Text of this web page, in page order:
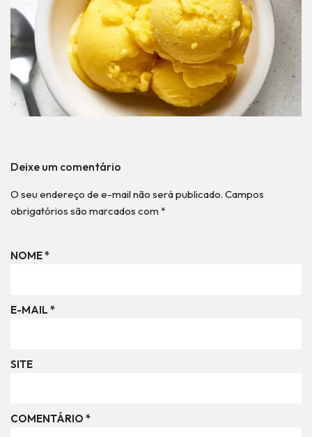
Deixe um comentário
O seu endereço de e-mail não será publicado. Campos
obrigatórios são marcados com *
NOME*
E-MAIL *
SITE
COMENTÁRIO *